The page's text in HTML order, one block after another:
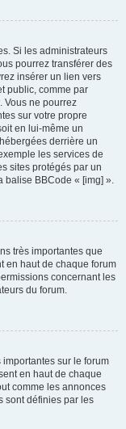
Si les administrateurs
pourrez transférer des
insérer un lien vers
public, comme par
Vous ne pourrez
sur votre propre
en lui-même un
derrière un
les services de
sites protégés par un
balise BBCode « [img] ».
très importantes que
en haut de chaque forum
concernant les
du forum.
sur le forum
en haut de chaque
comme les annonces
sont définies par les